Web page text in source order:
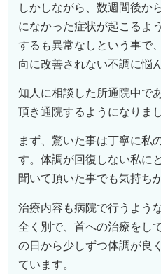
しかしながら、数週間後か
になかった症状が起こるよ
するも異常なしという事で
向に改善されない不調に悩
知人に相談した所通院中で
頂き通院するようになりまし
まず、驚いた事は丁寧に私
す。体調が回復しない私に
聞いて頂いた事でも気持ち
治療内容も病院で行うよう
全く別で、首への治療をし
の日から少しずつ体調が良
ています。